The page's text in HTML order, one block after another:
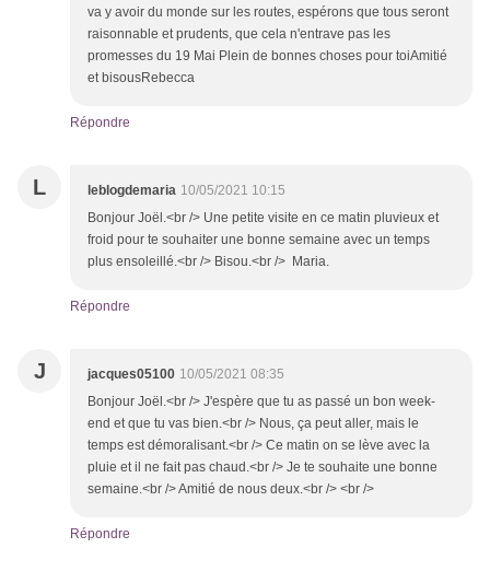
va y avoir du monde sur les routes, espérons que tous seront
raisonnable et prudents, que cela n'entrave pas les
promesses du 19 Mai Plein de bonnes choses pour toiAmitié
et bisousRebecca
Répondre
L leblogdemaria 10/05/2021 10:15
Bonjour Joël.<br /> Une petite visite en ce matin pluvieux et
froid pour te souhaiter une bonne semaine avec un temps
plus ensoleillé.<br /> Bisou.<br /> Maria.
Répondre
J jacques05100 10/05/2021 08:35
Bonjour Joël.<br /> J'espère que tu as passé un bon week-
end et que tu vas bien.<br /> Nous, ça peut aller, mais le
temps est démoralisant.<br /> Ce matin on se lève avec la
pluie et il ne fait pas chaud.<br /> Je te souhaite une bonne
semaine.<br /> Amitié de nous deux.<br /> <br />
Répondre